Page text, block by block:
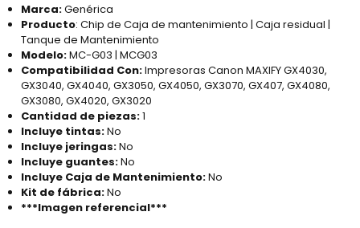
Marca:Genérica
Producto: Chip de Caja de mantenimiento | Caja residual |
Tanque de Mantenimiento
Modelo:MC-G03 | MCG03
Compatibilidad Con:Impresoras Canon MAXIFY GX4030,
GX3040, GX4040, GX3050, GX4050, GX3070, GX407, GX4080,
GX3080, GX4020, GX3020
Cantidad de piezas:1
Incluye tintas:No
Incluye jeringas:No
Incluye guantes:No
Incluye Caja de Mantenimiento:No
Kit de fábrica:No
***Imagen referencial***